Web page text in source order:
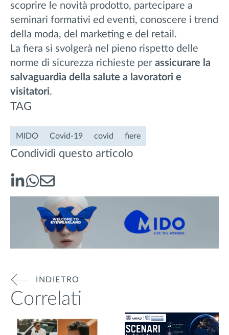
scoprire le novità prodotto, partecipare a
seminari formativi ed eventi, conoscere i trend
della moda, del marketing e del retail.
La fiera si svolgerà nel pieno rispetto delle
norme di sicurezza richieste per assicurare la
salvaguardia della salute a lavoratori e
visitatori.
TAG
MIDO Covid-19 covid fiere
Condividi questo articolo
INDIETRO
Correlati